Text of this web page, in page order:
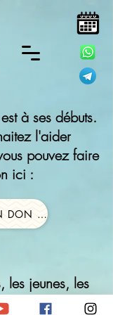
à ses débuts.
l'aider
pouvez faire
ici :
FAIRE UN DON À L'ASSOCIATION HORS LES MURS
les jeunes, les